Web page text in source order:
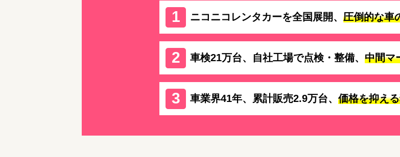
ニコニコレンタカーを全国展開、 圧倒的な車
車検21万台、自社工場で点検・整備、 中間マ
車業界41年、累計販売2.9万台、 価格を抑え